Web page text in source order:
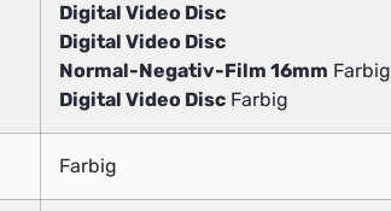
Digital Video Disc
Digital Video Disc
Normal-Negativ-Film 16mm Farbig
Digital Video Disc Farbig
Farbig